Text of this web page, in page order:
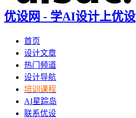
优设网 - 学AI设计上优设
首页
设计文章
热门频道
设计导航
培训课程
AI星踪岛
联系优设